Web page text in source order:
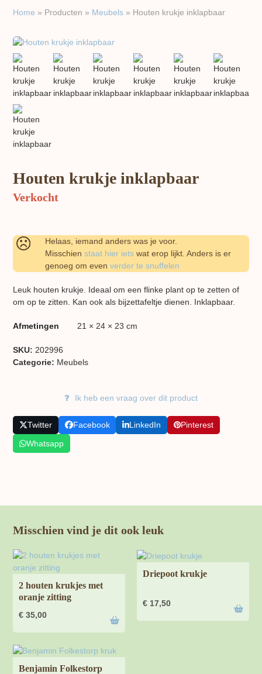
Home » Producten » Meubels » Houten krukje inklapbaar
previous
next
Houten krukje inklapbaar
Verkocht
Helaas, iemand anders was je voor.
Misschienstaat hier iets wat erop lijkt. Anders is er
genoeg om evenverder te snuffelen
Leuk houten krukje. Ideaal om een flinke plant op te zetten of
om op te zitten. Kan ook als bijzettafeltje dienen. Inklapbaar.
Afmetingen 21 × 24 × 23 cm
SKU: 202996
Categorie: Meubels
Ik heb een vraag over dit product
Twitter Facebook LinkedIn
Pinterest
Whatsapp
Misschien vind je dit ook leuk
2 houten krukjes met
oranje zitting
€ 35,00
Driepoot krukje
€ 17,50
Benjamin Folkestorp